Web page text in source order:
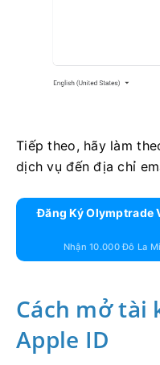
Tiếp theo, hãy làm
dịch vụ đến địa chỉ
Đăng Ký Olymptrade
Nhận 10.000 Đô La
Cách mở tài
Apple ID